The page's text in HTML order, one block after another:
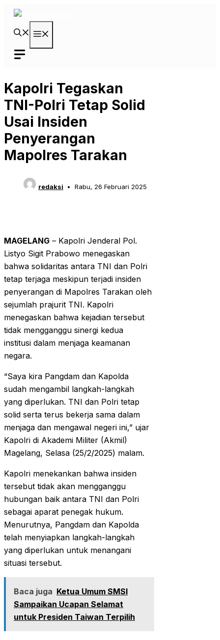
Langsung
Kapolri Tegaskan
TNI-Polri Tetap Solid
Usai Insiden
Penyerangan
Mapolres Tarakan
redaksi Rabu, 26 Februari 2025
MAGELANG – Kapolri Jenderal Pol.
Listyo Sigit Prabowo menegaskan
bahwa solidaritas antara TNI dan Polri
tetap terjaga meskipun terjadi insiden
penyerangan di Mapolres Tarakan oleh
sejumlah prajurit TNI. Kapolri
menegaskan bahwa kejadian tersebut
tidak mengganggu sinergi kedua
institusi dalam menjaga keamanan
negara.
“Saya kira Pangdam dan Kapolda
sudah mengambil langkah-langkah
yang diperlukan. TNI dan Polri tetap
solid serta terus bekerja sama dalam
menjaga dan mengawal negeri ini,” ujar
Kapolri di Akademi Militer (Akmil)
Magelang, Selasa (25/2/2025) malam.
Kapolri menekankan bahwa insiden
tersebut tidak akan mengganggu
hubungan baik antara TNI dan Polri
sebagai aparat penegak hukum.
Menurutnya, Pangdam dan Kapolda
telah menyiapkan langkah-langkah
yang diperlukan untuk menangani
situasi tersebut.
Baca juga Ketua Umum SMSI
Sampaikan Ucapan Selamat
untuk Presiden Taiwan Terpilih